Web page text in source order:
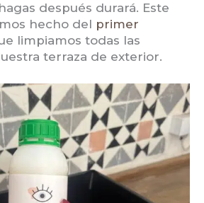
después durará. Este
hecho del primer
limpiamos todas las
terraza de exterior.